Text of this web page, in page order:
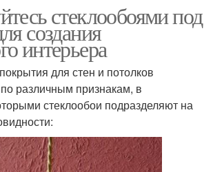
стеклообоями под
создания
интерьера
для стен и потолков
различным признакам, в
стеклообои подразделяют на